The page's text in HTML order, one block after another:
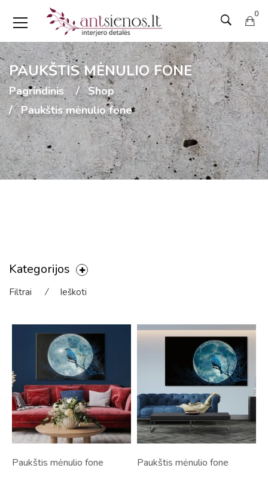
0
PAUKŠTIS MĖNULIO FONE
Pagrindinis
Shop
Paukštis mėnulio fone
Kategorijos
Filtrai ⁄ Ieškoti
Paukštis mėnulio fone Paukštis mėnulio fone